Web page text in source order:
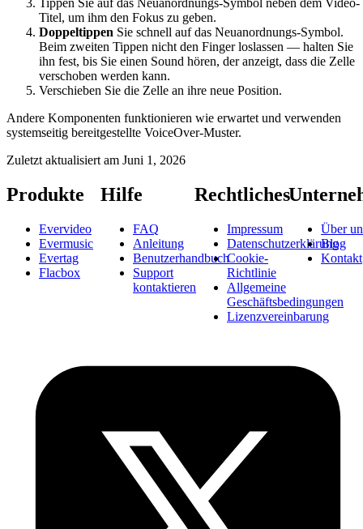
Tippen Sie auf das Neuanordnungs-Symbol neben dem Video-
Titel, um ihm den Fokus zu geben.
Doppeltippen Sie schnell auf das Neuanordnungs-Symbol.
Beim zweiten Tippen nicht den Finger loslassen — halten Sie
ihn fest, bis Sie einen Sound hören, der anzeigt, dass die Zelle
verschoben werden kann.
Verschieben Sie die Zelle an ihre neue Position.
Andere Komponenten funktionieren wie erwartet und verwenden
systemseitig bereitgestellte VoiceOver-Muster.
Zuletzt aktualisiert am Juni 1, 2026
Produkte
Evervideo
Evermusic
Evertag
Flacbox
Hilfe
FAQ
Anleitung
Benutzerhandbuch
Support
kontaktieren
Rechtliches
Impressum
Datenschutzerklärung
Cookie-
Richtlinie
Allgemeine
Geschäftsbedingungen
Lizenzvereinbarung
Über
Blog
Kontakt